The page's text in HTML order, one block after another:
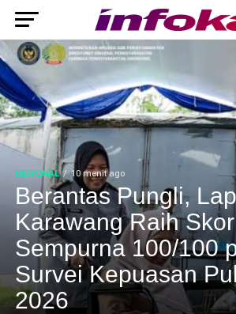
REGIONAL 10 menit ago
Berantas Pungli,
Karawang Raih Skor
Sempurna 100/100
Survei Kepuasan
2026